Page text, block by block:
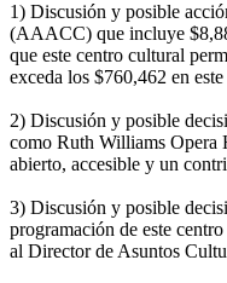
1) Discusión y posible
(AAACC) que incluye
que este centro cultural
exceda los $760,462 en
2) Discusión y posible
como Ruth Williams Opera
abierto, accesible y un
3) Discusión y posible
programación de este
al Director de Asuntos